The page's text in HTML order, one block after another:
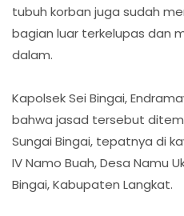
tubuh korban juga sudah
bagian luar terkelupas dan
dalam.
Kapolsek Sei Bingai,
bahwa jasad tersebut
Sungai Bingai, tepatnya di
IV Namo Buah, Desa Namu
Bingai, Kabupaten Langkat.